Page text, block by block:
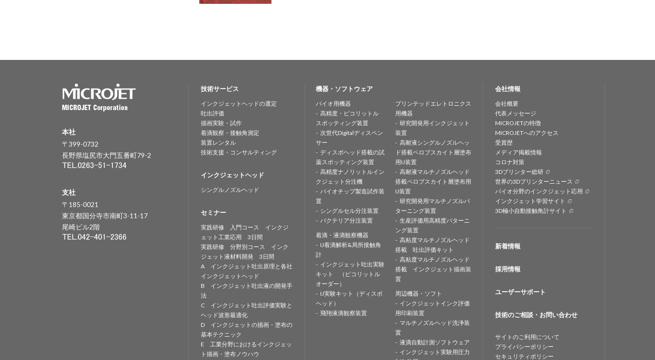
本社
〒399-0732
長野県塩尻市大門五番町79-2
支社
〒185-0021
東京都国分寺市南町3-11-17
尾崎ビル2階
技術サービス
インクジェットヘッドの選定
吐出評価
描画実験・試作
着滴観察・接触角測定
装置レンタル
技術支援・コンサルティング
インクジェットヘッド
シングルノズルヘッド
セミナー
実践研修 入門コース インクジ
ェット工業応用 3日間
実践研修 分野別コース インク
ジェット液材料開発 3日間
A インクジェット吐出原理と各社
インクジェットヘッド
B インクジェット吐出液の開発手
法
C インクジェット吐出評価実験と
ヘッド波形最適化
D インクジェットの描画・塗布の
基本テクニック
E 工業分野におけるインクジェッ
ト描画・塗布ノウハウ
機器・ソフトウェア
バイオ用機器
高精度・ピコリットル
スポッティング装置
次世代Digitalディスペン
サー
ディスポヘッド搭載の試
薬スポッティング装置
高精度ナノリットルイン
クジェット分注機
バイオチップ製造試作装
置
シングルセル分注装置
バクテリア分注装置
着滴・液滴観察機器
IJ着滴解析&局所接触角
計
インクジェット吐出実験
キット （ピコリットル
オーダー）
IJ実験キット（ディスポ
ヘッド）
飛翔液滴観察装置
プリンテッドエレトロニクス
用機器
研究開発用インクジェット
装置
高耐液シングルノズルヘッ
ド搭載ペロブスカイト層塗布
用IJ装置
高耐液マルチノズルヘッド
搭載ペロブスカイト層塗布用
IJ装置
研究開発用マルチノズルパ
ターニング装置
生産評価用高精度パターニ
ング装置
高粘度マルチノズルヘッド
搭載 吐出評価キット
高粘度マルチノズルヘッド
搭載 インクジェット描画装
置
周辺機器・ソフト
インクジェットインク評価
用印刷装置
マルチノズルヘッド洗浄装
置
液滴自動計測ソフトウェア
インクジェット実験用圧力
会社情報
会社概要
代表メッセージ
MICROJETの特徴
MICROJETへのアクセス
受賞歴
メディア掲載情報
コロナ対策
3Dプリンター総研
世界の3Dプリンターニュース
バイオ分野のインクジェット応用
インクジェット学習サイト
3D極小自動接触角計サイト
新着情報
採用情報
ユーザーサポート
技術のご相談・お問い合わせ
サイトのご利用について
プライバシーポリシー
セキュリティポリシー